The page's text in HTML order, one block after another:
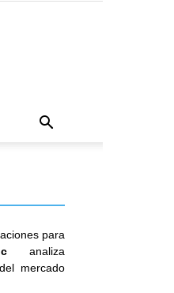
para
analiza
mercado